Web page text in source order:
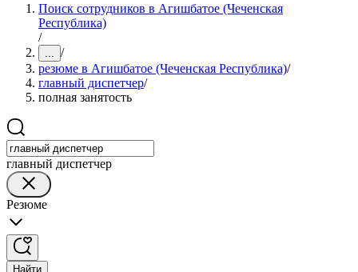
Поиск сотрудников в Агишбатое (Чеченская
Республика)
/
... /
резюме в Агишбатое (Чеченская Республика)/
главный диспетчер/
полная занятость
главный диспетчер
Резюме
Найти